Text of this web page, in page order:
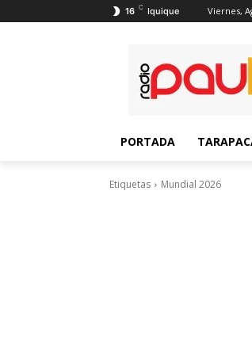
16 C Iquique Viernes,
PORTADA
Etiquetas Mundial 2026